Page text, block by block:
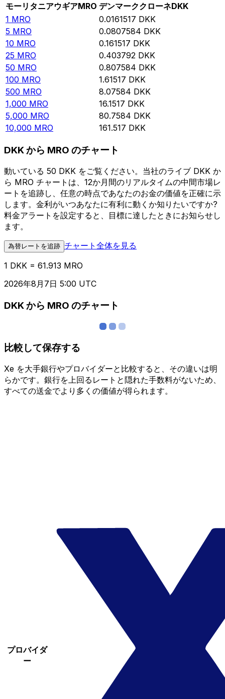
モーリタニアウギアMRO デンマーククローネDKK
1 MRO 0.0161517 DKK
5 MRO 0.0807584 DKK
10 MRO 0.161517 DKK
25 MRO 0.403792 DKK
50 MRO 0.807584 DKK
100 MRO 1.61517 DKK
500 MRO 8.07584 DKK
1,000 MRO 16.1517 DKK
5,000 MRO 80.7584 DKK
10,000 MRO 161.517 DKK
DKK から MRO のチャート
動いている 50 DKK をご覧ください。当社のライブ DKK か
ら MRO チャートは、12か月間のリアルタイムの中間市場レ
ートを追跡し、任意の時点であなたのお金の価値を正確に示
します。金利がいつあなたに有利に動くか知りたいですか?
料金アラートを設定すると、目標に達したときにお知らせし
ます。
為替レートを追跡 チャート全体を見る
1 DKK = 61.913 MRO
2026年8月7日 5:00 UTC
DKK から MRO のチャート
比較して保存する
Xe を大手銀行やプロバイダーと比較すると、その違いは明
らかです。銀行を上回るレートと隠れた手数料がないため、
すべての送金でより多くの価値が得られます。
プロバイダ
ー